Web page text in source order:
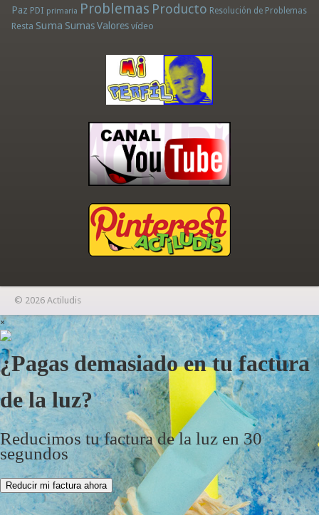
Paz PDI primaria Problemas Producto Resolución de Problemas
Resta Suma Sumas Valores vídeo
© 2026 Actiludis
×
¿Pagas demasiado en tu factura
de la luz?
Reducimos tu factura de la luz en 30
segundos
Reducir mi factura ahora